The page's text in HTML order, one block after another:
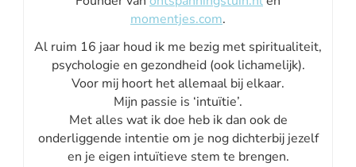
momentjes.com.
Al ruim 16 jaar houd ik me bezig met spiritualiteit,
psychologie en gezondheid (ook lichamelijk).
Voor mij hoort het allemaal bij elkaar.
Mijn passie is ‘intuïtie’.
Met alles wat ik doe heb ik dan ook de
onderliggende intentie om je nog dichterbij jezelf
en je eigen intuïtieve stem te brengen.